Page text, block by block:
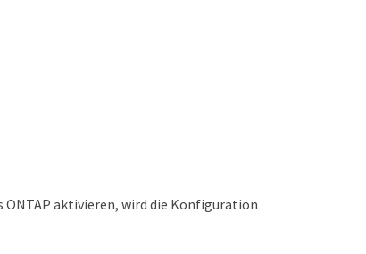
ONTAP aktivieren, wird die Konfiguration